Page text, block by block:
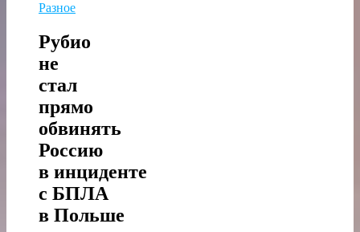
Разное
Рубио
не
стал
прямо
обвинять
Россию
в инциденте
с БПЛА
в Польше